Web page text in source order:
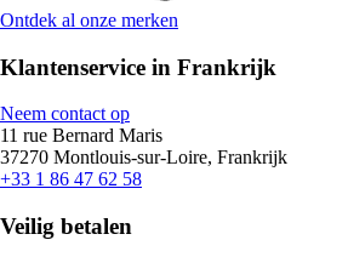
Ontdek al onze merken
Klantenservice in Frankrijk
Neem contact op
11 rue Bernard Maris
37270 Montlouis-sur-Loire, Frankrijk
+33 1 86 47 62 58
Veilig betalen